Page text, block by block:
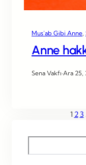
Mus’ab Gibi Anne
Anne
Sena Vakfı·Ara 25,
1 23
e